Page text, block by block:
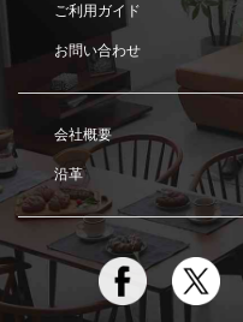
ご利用ガイド
お問い合わせ
会社概要
沿革